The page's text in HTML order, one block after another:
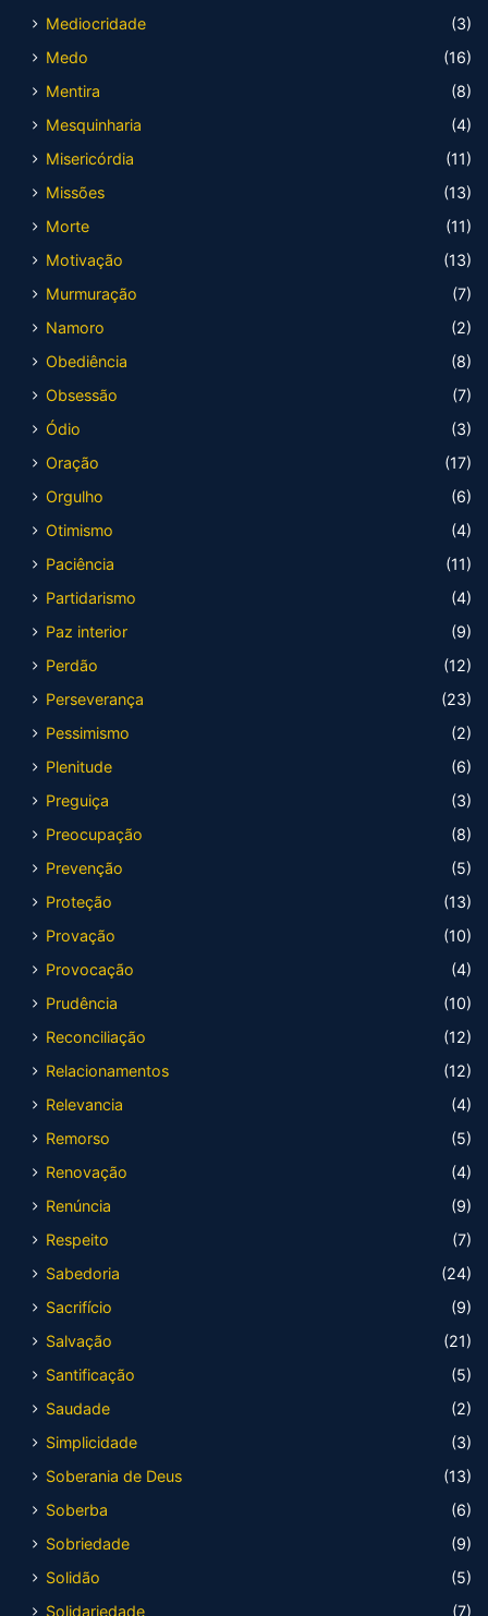
Mediocridade
(3)
Medo
(16)
Mentira
(8)
Mesquinharia
(4)
Misericórdia
(11)
Missões
(13)
Morte
(11)
Motivação
(13)
Murmuração
(7)
Namoro
(2)
Obediência
(8)
Obsessão
(7)
Ódio
(3)
Oração
(17)
Orgulho
(6)
Otimismo
(4)
Paciência
(11)
Partidarismo
(4)
Paz interior
(9)
Perdão
(12)
Perseverança
(23)
Pessimismo
(2)
Plenitude
(6)
Preguiça
(3)
Preocupação
(8)
Prevenção
(5)
Proteção
(13)
Provação
(10)
Provocação
(4)
Prudência
(10)
Reconciliação
(12)
Relacionamentos
(12)
Relevancia
(4)
Remorso
(5)
Renovação
(4)
Renúncia
(9)
Respeito
(7)
Sabedoria
(24)
Sacrifício
(9)
Salvação
(21)
Santificação
(5)
Saudade
(2)
Simplicidade
(3)
Soberania de Deus
(13)
Soberba
(6)
Sobriedade
(9)
Solidão
(5)
Solidariedade
(7)